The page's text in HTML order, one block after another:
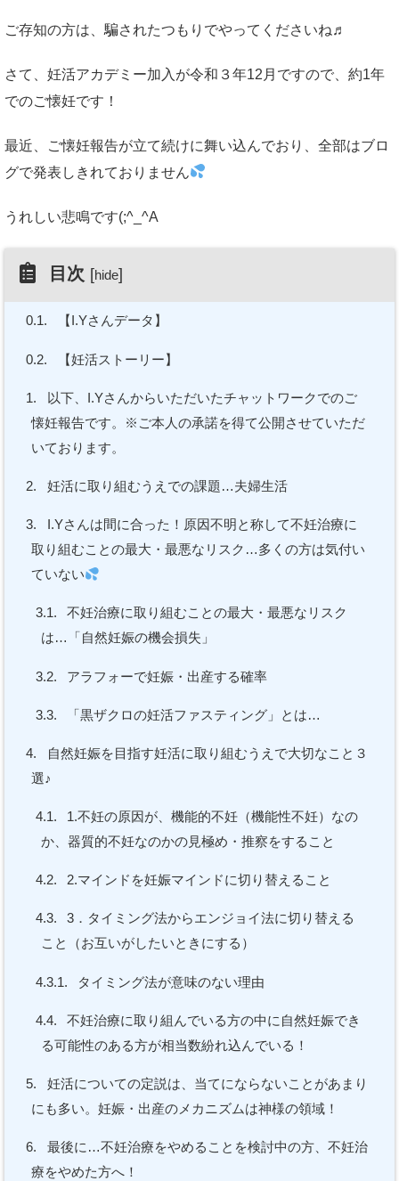
ご存知の方は、騙されたつもりでやってくださいね♬
さて、妊活アカデミー加入が令和３年12月ですので、約1年
でのご懐妊です！
最近、ご懐妊報告が立て続けに舞い込んでおり、全部はブロ
グで発表しきれておりません
うれしい悲鳴です(;^_^A
目次 [hide]
0.1. 【I.Yさんデータ】
0.2. 【妊活ストーリー】
1.
以下、I.Yさんからいただいたチャットワークでのご
懐妊報告です。※ご本人の承諾を得て公開させていただ
いております。
2. 妊活に取り組むうえでの課題…夫婦生活
3.
I.Yさんは間に合った！原因不明と称して不妊治療に
取り組むことの最大・最悪なリスク…多くの方は気付い
ていない
3.1.
不妊治療に取り組むことの最大・最悪なリスク
は…「自然妊娠の機会損失」
3.2. アラフォーで妊娠・出産する確率
3.3. 「黒ザクロの妊活ファスティング」とは…
4.
自然妊娠を目指す妊活に取り組むうえで大切なこと３
選♪
4.1.
1.不妊の原因が、機能的不妊（機能性不妊）なの
か、器質的不妊なのかの見極め・推察をすること
4.2. 2.マインドを妊娠マインドに切り替えること
4.3.
3．タイミング法からエンジョイ法に切り替える
こと（お互いがしたいときにする）
4.3.1. タイミング法が意味のない理由
4.4.
不妊治療に取り組んでいる方の中に自然妊娠でき
る可能性のある方が相当数紛れ込んでいる！
5.
妊活についての定説は、当てにならないことがあまり
にも多い。妊娠・出産のメカニズムは神様の領域！
6.
最後に…不妊治療をやめることを検討中の方、不妊治
療をやめた方へ！